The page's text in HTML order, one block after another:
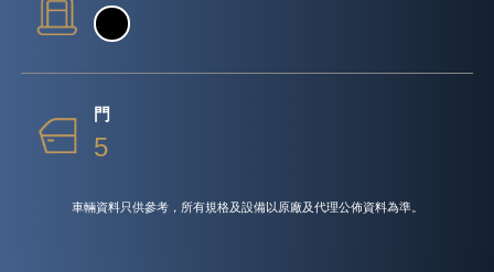
門
5
車輛資料只供參考，所有規格及設備以原廠及代理公佈資料為準。